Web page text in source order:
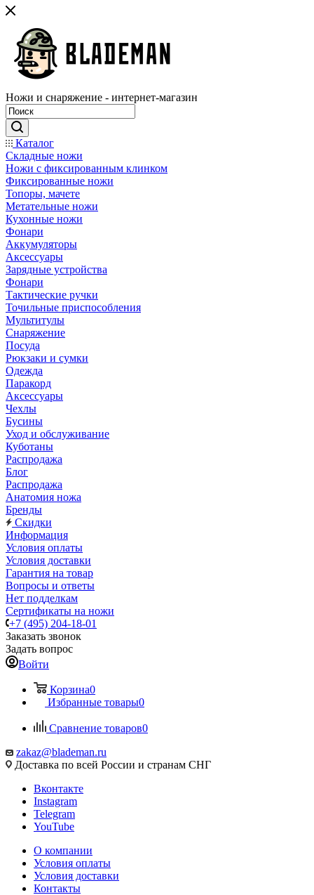
Ножи и снаряжение - интернет-магазин
Каталог
Складные ножи
Ножи с фиксированным клинком
Фиксированные ножи
Топоры, мачете
Метательные ножи
Кухонные ножи
Фонари
Аккумуляторы
Аксессуары
Зарядные устройства
Фонари
Тактические ручки
Точильные приспособления
Мультитулы
Снаряжение
Посуда
Рюкзаки и сумки
Одежда
Паракорд
Аксессуары
Чехлы
Бусины
Уход и обслуживание
Куботаны
Распродажа
Блог
Распродажа
Анатомия ножа
Бренды
Скидки
Информация
Условия оплаты
Условия доставки
Гарантия на товар
Вопросы и ответы
Нет подделкам
Сертификаты на ножи
+7 (495) 204-18-01
Заказать звонок
Задать вопрос
Войти
Корзина0
Избранные товары0
Сравнение товаров0
zakaz@blademan.ru
Доставка по всей России и странам СНГ
Вконтакте
Instagram
Telegram
YouTube
О компании
Условия оплаты
Условия доставки
Контакты